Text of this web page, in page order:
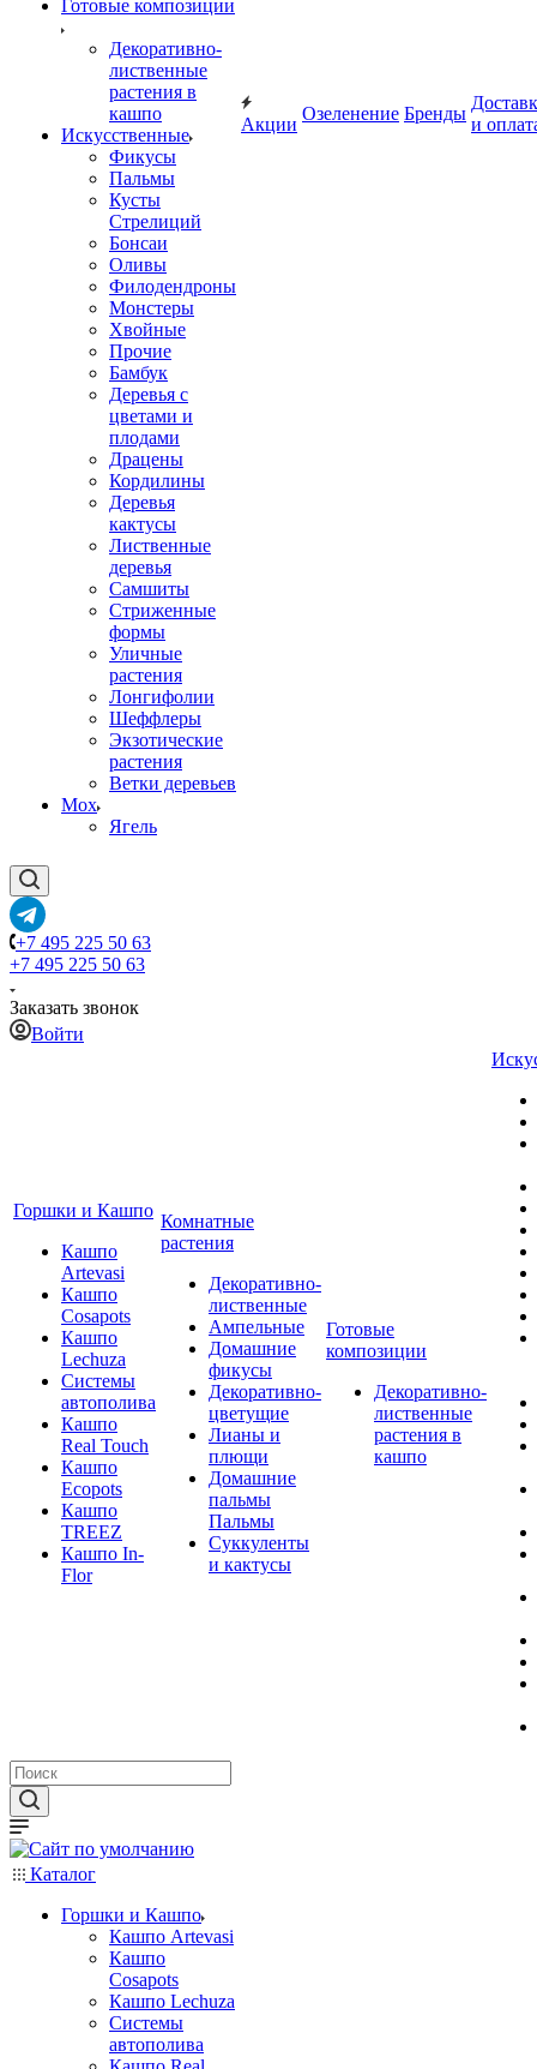
Готовые композиции
Декоративно-
лиственные
растения в
кашпо
Искусственные
Фикусы
Пальмы
Кусты
Стрелиций
Бонсаи
Оливы
Филодендроны
Монстеры
Хвойные
Прочие
Бамбук
Деревья с
цветами и
плодами
Драцены
Кордилины
Деревья
кактусы
Лиственные
деревья
Самшиты
Стриженные
формы
Уличные
растения
Лонгифолии
Шеффлеры
Экзотические
растения
Ветки деревьев
Мох
Ягель
Акции
Озеленение Бренды
и
+7 495 225 50 63
+7 495 225 50 63
Заказать звонок
Войти
Горшки и Кашпо
Кашпо
Artevasi
Кашпо
Cosapots
Кашпо
Lechuza
Системы
автополива
Кашпо
Real Touch
Кашпо
Ecopots
Кашпо
TREEZ
Кашпо In-
Flor
Комнатные
растения
Декоративно-
лиственные
Ампельные
Домашние
фикусы
Декоративно-
цветущие
Лианы и
плющи
Домашние
пальмы
Пальмы
Суккуленты
и кактусы
Готовые
композиции
Декоративно-
лиственные
растения в
кашпо
Каталог
Горшки и Кашпо
Кашпо Artevasi
Кашпо
Cosapots
Кашпо Lechuza
Системы
автополива